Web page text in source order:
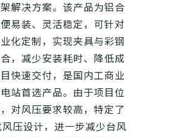
解决方案。该产品为铝合
易装、灵活稳定，可针对
化定制，实现夹具与彩钢
，减少安装耗时、降低成
快速交付，是国内工商业
站首选产品。由于项目位
对风压要求较高，特定了
压设计，进一步减少台风